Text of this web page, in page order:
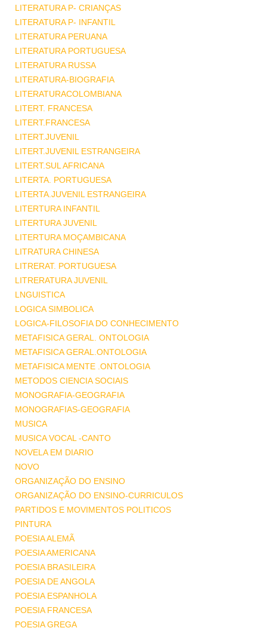
LITERATURA P- CRIANÇAS
LITERATURA P- INFANTIL
LITERATURA PERUANA
LITERATURA PORTUGUESA
LITERATURA RUSSA
LITERATURA-BIOGRAFIA
LITERATURACOLOMBIANA
LITERT. FRANCESA
LITERT.FRANCESA
LITERT.JUVENIL
LITERT.JUVENIL ESTRANGEIRA
LITERT.SUL AFRICANA
LITERTA. PORTUGUESA
LITERTA.JUVENIL ESTRANGEIRA
LITERTURA INFANTIL
LITERTURA JUVENIL
LITERTURA MOÇAMBICANA
LITRATURA CHINESA
LITRERAT. PORTUGUESA
LITRERATURA JUVENIL
LNGUISTICA
LOGICA SIMBOLICA
LOGICA-FILOSOFIA DO CONHECIMENTO
METAFISICA GERAL. ONTOLOGIA
METAFISICA GERAL.ONTOLOGIA
METAFISICA MENTE .ONTOLOGIA
METODOS CIENCIA SOCIAIS
MONOGRAFIA-GEOGRAFIA
MONOGRAFIAS-GEOGRAFIA
MUSICA
MUSICA VOCAL -CANTO
NOVELA EM DIARIO
NOVO
ORGANIZAÇÃO DO ENSINO
ORGANIZAÇÃO DO ENSINO-CURRICULOS
PARTIDOS E MOVIMENTOS POLITICOS
PINTURA
POESIA ALEMÃ
POESIA AMERICANA
POESIA BRASILEIRA
POESIA DE ANGOLA
POESIA ESPANHOLA
POESIA FRANCESA
POESIA GREGA